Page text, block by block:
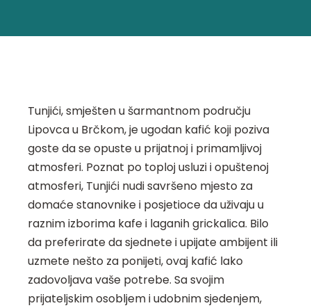
Tunjići, smješten u šarmantnom području
Lipovca u Brčkom, je ugodan kafić koji poziva
goste da se opuste u prijatnoj i primamljivoj
atmosferi. Poznat po toploj usluzi i opuštenoj
atmosferi, Tunjići nudi savršeno mjesto za
domaće stanovnike i posjetioce da uživaju u
raznim izborima kafe i laganih grickalica. Bilo
da preferirate da sjednete i upijate ambijent ili
uzmete nešto za ponijeti, ovaj kafić lako
zadovoljava vaše potrebe. Sa svojim
prijateljskim osobljem i udobnim sjedenjem,